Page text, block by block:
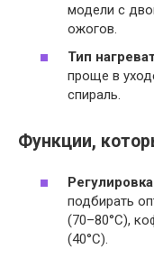
модели с
ожогов.
Тип
проще в
спираль.
Функции,
подбирать
(70–80°C),
(40°C).